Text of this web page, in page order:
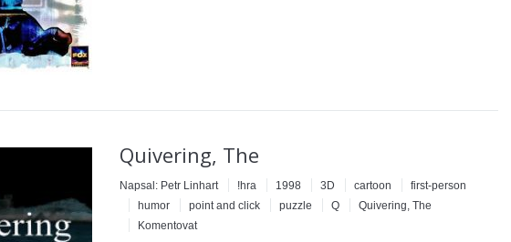
Quivering, The
Napsal: Petr Linhart !hra 1998 3D cartoon
first-person
humor
point and click puzzle Q
Quivering, The
Komentovat